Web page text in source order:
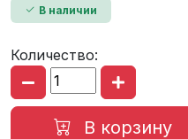
В наличии
Количество:
В корзину